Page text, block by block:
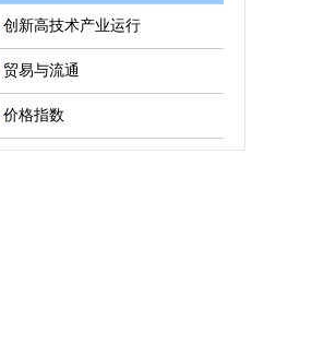
图书出版 学会发展规划
创新高技术产业运行
贸易与流通
价格指数